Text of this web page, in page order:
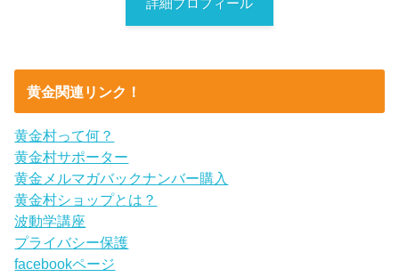
詳細プロフィール
黄金関連リンク！
黄金村って何？
黄金村サポーター
黄金メルマガバックナンバー購入
黄金村ショップとは？
波動学講座
プライバシー保護
facebookページ